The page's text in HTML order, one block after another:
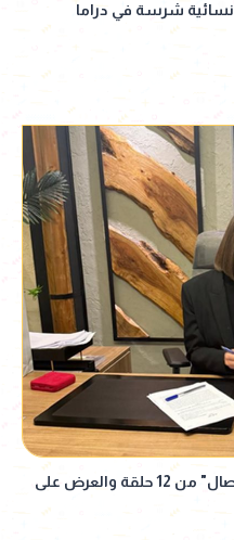
شرسة في دراما
إيمان العاصي بطلة مسلسل "انفصال" من 12 حلقة والعرض على